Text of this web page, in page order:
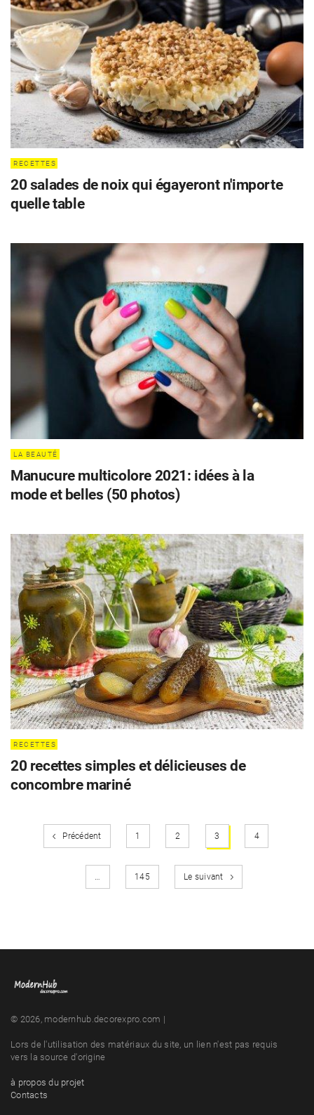
20 salades de noix qui égayeront n'importe
quelle table
RECETTES
Manucure multicolore 2021: idées à la
mode et belles (50 photos)
LA BEAUTÉ
20 recettes simples et délicieuses de
concombre mariné
RECETTES
Précédent 1 2 3 4
… 145 Le suivant
© 2026, modernhub.decorexpro.com |
Lors de l'utilisation des matériaux du site, un lien n'est pas requis
vers la source d'origine
à propos du projet
Contacts